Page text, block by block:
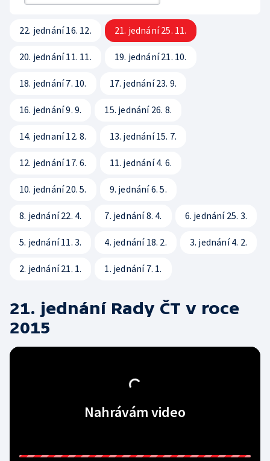
Etický panel
Statut ČT
Kodex ČT
ČT podporuje
Přístupnost
Vliv vysílání na děti
Hudební banky
Sledovanost a data o vysílání
Bezpečnostní pravidla pro návštěvníky ČT
22. jednání 16. 12. 21. jednání 25. 11.
20. jednání 11. 11. 19. jednání 21. 10.
18. jednání 7. 10. 17. jednání 23. 9.
16. jednání 9. 9. 15. jednání 26. 8.
14. jednaní 12. 8. 13. jednání 15. 7.
12. jednání 17. 6. 11. jednání 4. 6.
10. jednání 20. 5. 9. jednání 6. 5.
8. jednání 22. 4. 7. jednání 8. 4. 6. jednání 25. 3.
5. jednání 11. 3. 4. jednání 18. 2. 3. jednání 4. 2.
2. jednání 21. 1. 1. jednání 7. 1.
21. jednání Rady ČT v roce
2015
Nahrávám video